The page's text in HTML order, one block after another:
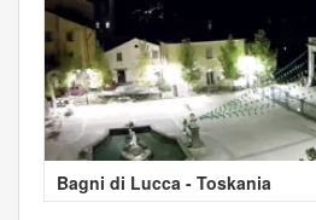
Bagni di Lucca - Toskania